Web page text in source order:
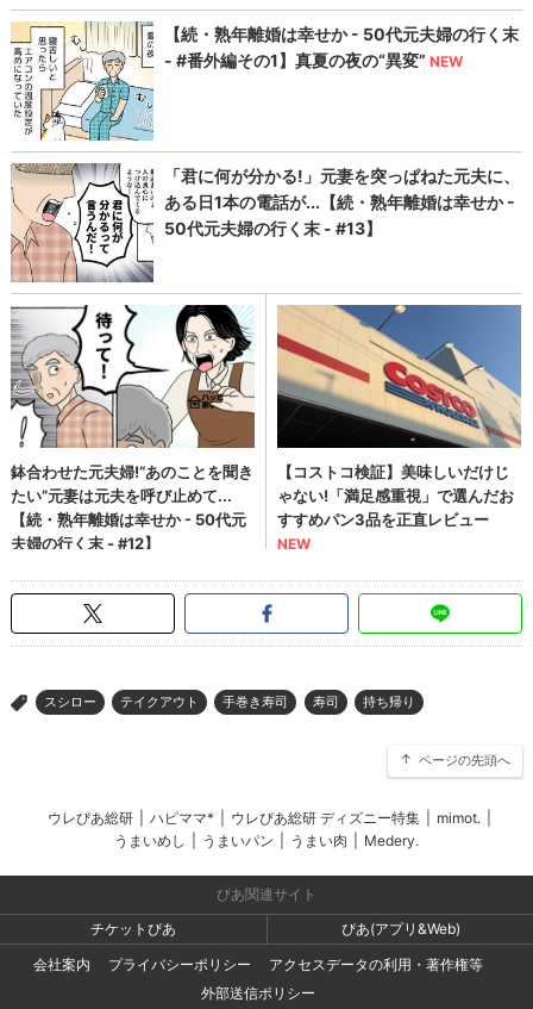
> スシロー テイクアウト 手巻き寿司 寿司 持ち帰り
ページの先頭へ
ウレぴあ総研 ハピママ* ウレぴあ総研 ディズニー特集 mimot.
うまいめし
うまいパン うまい肉 Medery.
ぴあ関連サイト
チケットぴあ
ぴあ(アプリ&Web)
会社案内
プライバシーポリシー
アクセスデータの利用・著作権等
外部送信ポリシー